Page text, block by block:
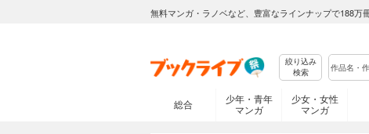
無料マンガ・ラノベなど、豊富なラインナップで188万
絞り込み
検索
総合
少年・青年
マンガ
少女・女性
マンガ